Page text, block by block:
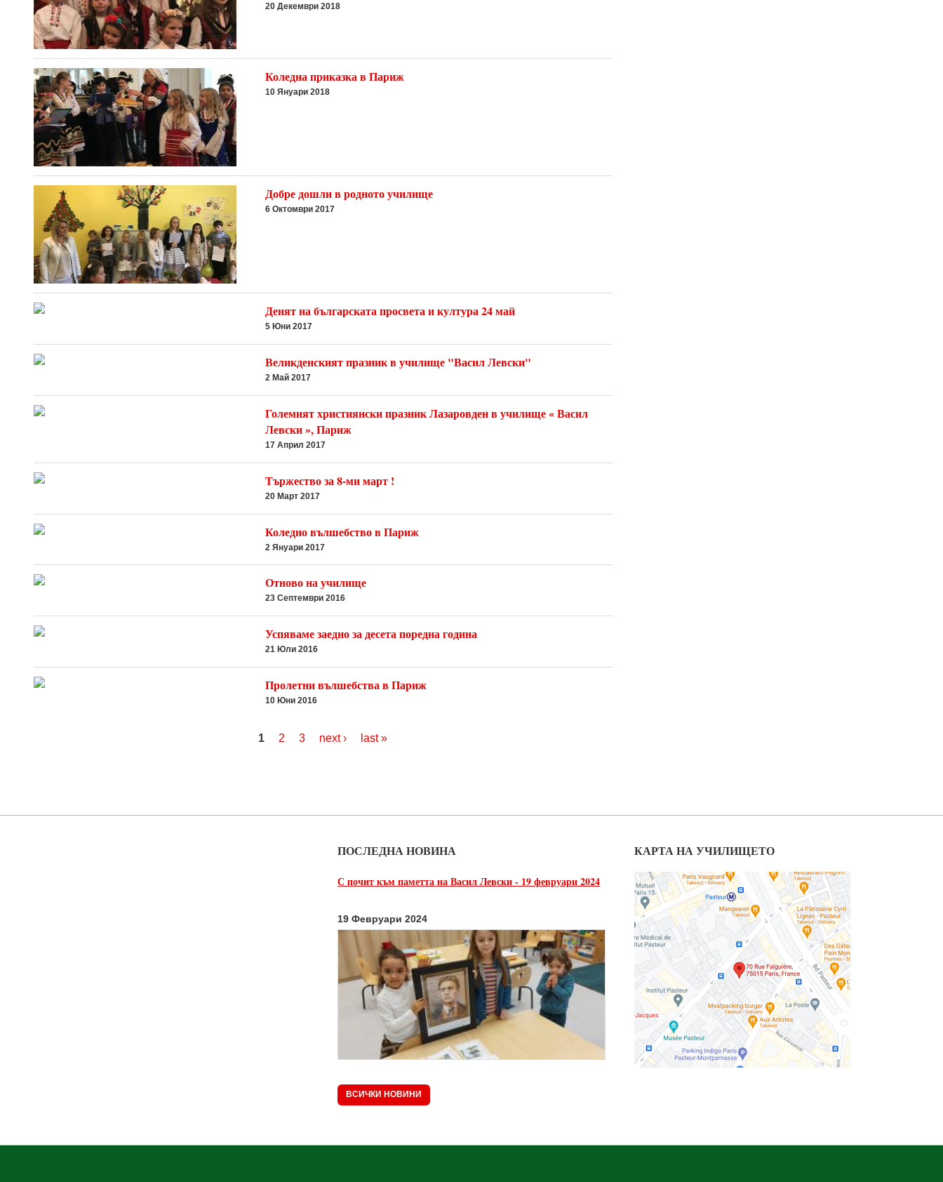
20 Декември 2018
Коледна приказка в Париж
10 Януари 2018
Добре дошли в родното училище
6 Октомври 2017
Денят на българската просвета и култура 24 май
5 Юни 2017
Великденският празник в училище "Васил Левски"
2 Май 2017
Големият християнски празник Лазаровден в училище « Васил
Левски », Париж
17 Април 2017
Тържество за 8-ми март !
20 Март 2017
Коледно вълшебство в Париж
2 Януари 2017
Отново на училище
23 Септември 2016
Успяваме заедно за десета поредна година
21 Юли 2016
Пролетни вълшебства в Париж
10 Юни 2016
1 2 3 next › last »
ПОСЛЕДНА НОВИНА
С почит към паметта на Васил Левски - 19 февруари 2024
19 Февруари 2024
ВСИЧКИ НОВИНИ
КАРТА НА УЧИЛИЩЕТО